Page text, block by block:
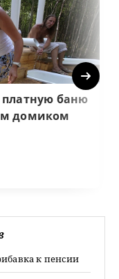
платную баню
домиком
Next
к пенсии